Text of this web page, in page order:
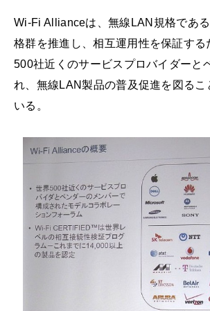
Wi-Fi Allianceは、無線LAN規格であ
格群を推進し、相互運用性を保証する
500社近くのサービスプロバイダーと
れ、無線LAN製品の普及促進を図るこ
いる。